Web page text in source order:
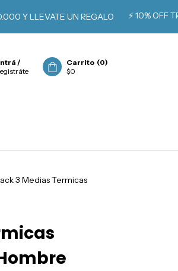
UN REGALO ⚡️ 10% OFF
/
Carrito (0)
$0
3 Medias Termicas